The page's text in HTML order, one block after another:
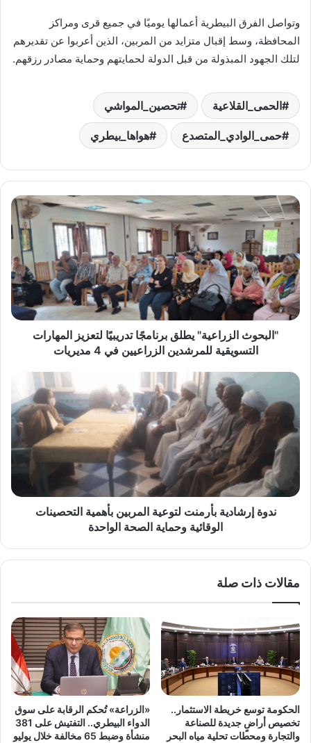
وتواصل الفرق البيطرية أعمالها يوميًا في جميع قرى ومراكز
المحافظة، وسط إقبال متزايد من المربين، الذين أعربوا عن تقديرهم
لتلك الجهود المبذولة من قبل الدولة لحمايتهم وحماية مصادر رزقهم.
الحمى_القلاعية تحصين_المواشي
حمى_الوادي_المتصدع هواها_بيطري
"البحوث
الزراعية"
يطلق
برنامجًا
تدريبيًا
لتعزيز
المهارات
التسويقية
للمرشدين
الزراعيين
مديريات
"البحوث الزراعية" يطلق برنامجًا تدريبيًا لتعزيز المهارات
التسويقية للمرشدين الزراعيين في 4 مديريات
ندوة
بأرمنت
لتوعية
المربين
بأهمية
التحصينات
الوقائية
وحماية
ندوة إرشادية بأرمنت لتوعية المربين بأهمية التحصينات
الوقائية وحماية الصحة الواحدة
مقالات ذات صلة
الحكومة توسع خريطة الاستثمار..
تخصيص أراضٍ جديدة للصناعة
والتجارة ومحطات تحلية مياه البحر
«الزراعة» تُحكم الرقابة على سوق
الدواء البيطري.. التفتيش على 381
منشأة وضبط 65 مخالفة خلال يوليو